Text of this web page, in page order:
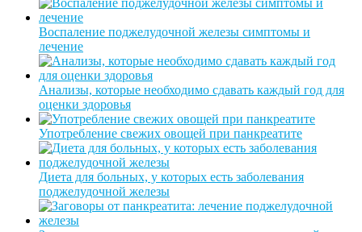
Воспаление поджелудочной железы симптомы и
лечение
Анализы, которые необходимо сдавать каждый год для
оценки здоровья
Употребление свежих овощей при панкреатите
Диета для больных, у которых есть заболевания
поджелудочной железы